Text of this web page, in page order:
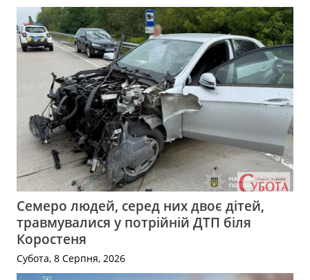
Семеро людей, серед них двоє дітей,
травмувалися у потрійній ДТП біля
Коростеня
Субота, 8 Серпня, 2026